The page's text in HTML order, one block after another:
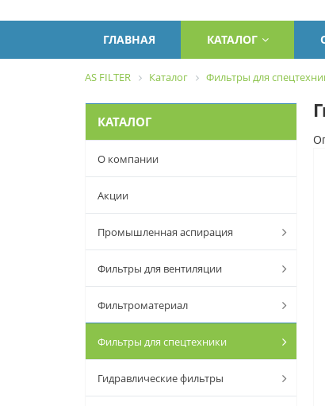
ГЛАВНАЯ КАТАЛОГ
AS FILTER Каталог Фильтры для
КАТАЛОГ
О компании
Акции
Промышленная аспирация
Фильтры для вентиляции
Фильтроматериал
Фильтры для спецтехники
Гидравлические фильтры